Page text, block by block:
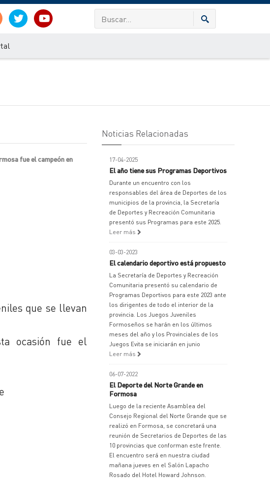
fue el campeón en
que se llevan
ocasión fue el
Noticias Relacionadas
17-04-2025
El año tiene sus Programas Deportivos
Durante un encuentro con los
responsables del área de Deportes de los
municipios de la provincia, la Secretaría
de Deportes y Recreación Comunitaria
presentó sus Programas para este 2025.
Leer más
03-03-2023
El calendario deportivo está propuesto
La Secretaría de Deportes y Recreación
Comunitaria presentó su calendario de
Programas Deportivos para este 2023 ante
los dirigentes de todo el interior de la
provincia. Los Juegos Juveniles
Formoseños se harán en los últimos
meses del año y los Provinciales de los
Juegos Evita se iniciarán en junio
Leer más
06-07-2022
El Deporte del Norte Grande en
Formosa
Luego de la reciente Asamblea del
Consejo Regional del Norte Grande que se
realizó en Formosa, se concretará una
reunión de Secretarios de Deportes de las
10 provincias que conforman este frente.
El encuentro será en nuestra ciudad
mañana jueves en el Salón Lapacho
Rosado del Hotel Howard Johnson.